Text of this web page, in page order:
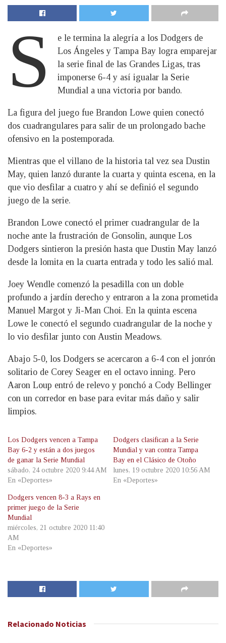
S
e le termina la alegría a los Dodgers de
Los Ángeles y Tampa Bay logra emparejar
la serie final de las Grandes Ligas, tras
imponerse 6-4 y así igualar la Serie
Mundial a una victoria por bando.
La figura del juego fue Brandon Lowe quien conectó
dos cuadrangulares para salir de un prolongado bache
ofensivo en la postemporada.
Mientras que el villano de la historia tal vez sea Dustin
May, quien lanzó durante la cuarta y quinta escena, en la
que vio desfilar a cuatro y ahí se definió el segundo
juego de la serie.
Brandon Lowe conectó el primer cuadrangular de la
noche ante la frustración de Gonsolin, aunque Los
Dodgers sintieron la presión hasta que Dustin May lanzó
desde la lomita en la cuarta entrada y todo les salió mal.
Joey Wendle comenzó la pesadilla con un doble
profundo a jardín derecho y entraron a la zona prometida
Manuel Margot y Ji-Man Choi. En la quinta escena
Lowe le conectó el segundo cuadrangular de la noche y
lo vio desfilar junto con Austin Meadows.
Abajo 5-0, los Dodgers se acercaron a 6-4 con el jonrón
solitario de Corey Seager en el octavo inning. Pero
Aaron Loup entró de relevo y ponchó a Cody Bellinger
con un corredor en base para evitar más daño y salir
limpios.
Los Dodgers vencen a Tampa
Bay 6-2 y están a dos juegos
de ganar la Serie Mundial
sábado, 24 octubre 2020 9:44 AM
En «Deportes»
Dodgers clasifican a la Serie
Mundial y van contra Tampa
Bay en el Clásico de Otoño
lunes, 19 octubre 2020 10:56 AM
En «Deportes»
Dodgers vencen 8-3 a Rays en
primer juego de la Serie
Mundial
miércoles, 21 octubre 2020 11:40
AM
En «Deportes»
Relacionado Noticias